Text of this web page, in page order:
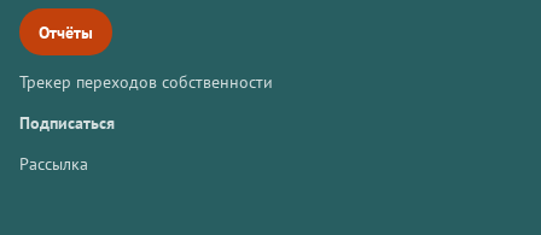
Отчёты
Трекер переходов собственности
Подписаться
Рассылка